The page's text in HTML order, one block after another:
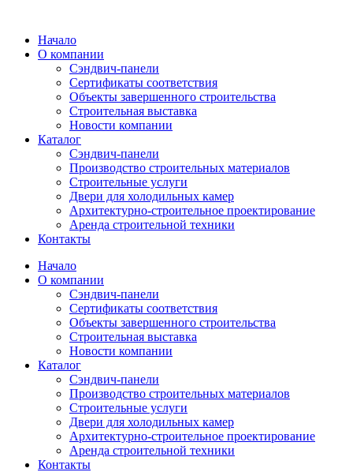
содержимому
Начало
О компании
Сэндвич-панели
Сертификаты соответствия
Объекты завершенного строительства
Строительная выставка
Новости компании
Каталог
Сэндвич-панели
Производство строительных материалов
Строительные услуги
Двери для холодильных камер
Архитектурно-строительное проектирование
Аренда строительной техники
Контакты
Начало
О компании
Сэндвич-панели
Сертификаты соответствия
Объекты завершенного строительства
Строительная выставка
Новости компании
Каталог
Сэндвич-панели
Производство строительных материалов
Строительные услуги
Двери для холодильных камер
Архитектурно-строительное проектирование
Аренда строительной техники
Контакты